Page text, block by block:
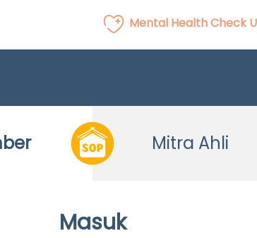
Mental Health Check
Mitra Ahli
Masuk